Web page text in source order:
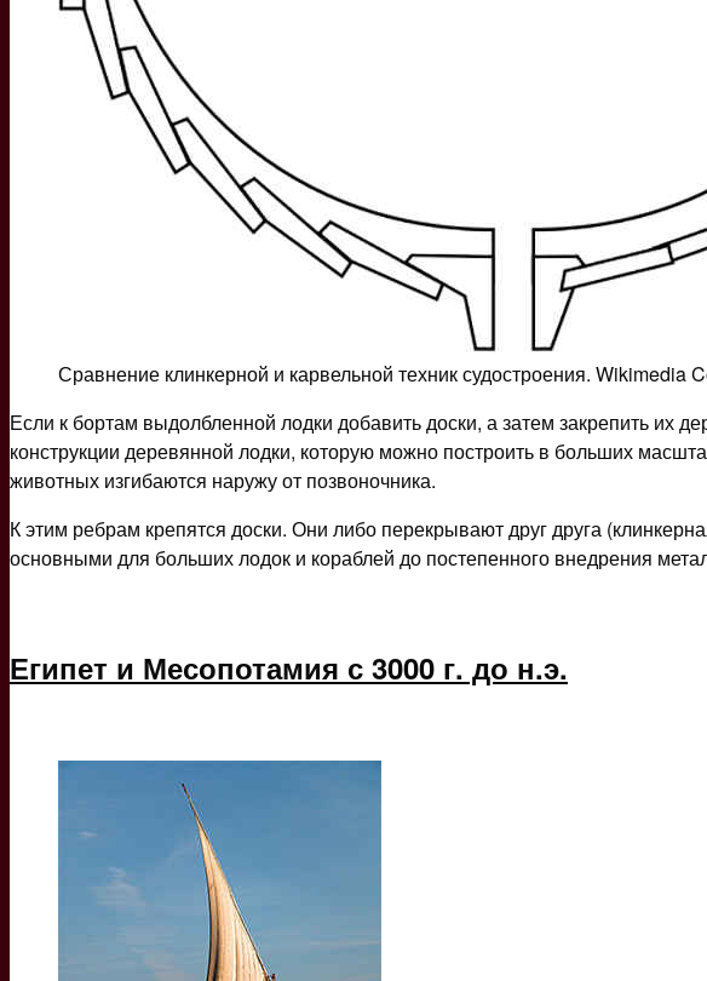
Сравнение клинкерной и карвельной техник судостроения. Wikimedia
Если к бортам выдолбленной лодки добавить доски, а затем закрепить их
конструкции деревянной лодки, которую можно построить в больших
животных изгибаются наружу от позвоночника.
К этим ребрам крепятся доски. Они либо перекрывают друг друга
основными для больших лодок и кораблей до постепенного внедрения
Египет и Месопотамия с 3000 г. до н.э.